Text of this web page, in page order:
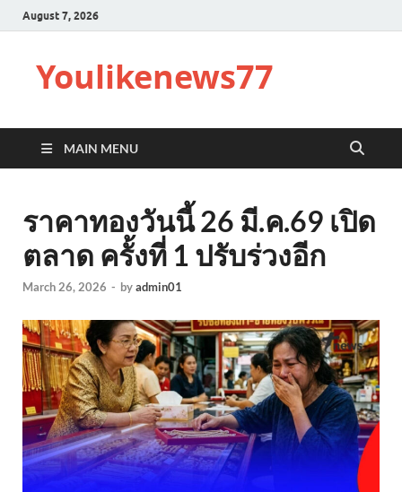
August 7, 2026
Youlikenews77
MAIN MENU
ราคาทองวันนี้ 26 มี.ค.69 เปิด
ตลาด ครั้งที่ 1 ปรับร่วงอีก
March 26, 2026 - byadmin01